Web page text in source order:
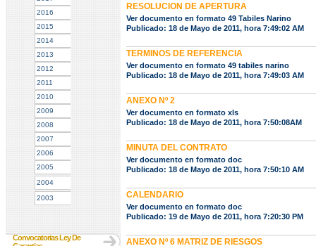
2016
2015
2014
2013
2012
2011
2010
2009
2008
2007
2006
2005
2004
2003
Convocatorias Ley De
RESOLUCION DE APERTURA
Ver documento en formato 49 Tabiles Narino
Publicado: 18 de Mayo de 2011, hora 7:49:02 AM
TERMINOS DE REFERENCIA
Ver documento en formato 49 tabiles narino
Publicado: 18 de Mayo de 2011, hora 7:49:03 AM
ANEXO Nº 2
Ver documento en formato xls
Publicado: 18 de Mayo de 2011, hora 7:50:08AM
MINUTA DEL CONTRATO
Ver documento en formato doc
Publicado: 18 de Mayo de 2011, hora 7:50:10 AM
CALENDARIO
Ver documento en formato doc
Publicado: 19 de Mayo de 2011, hora 7:20:30 PM
ANEXO Nº 6 MATRIZ DE RIESGOS